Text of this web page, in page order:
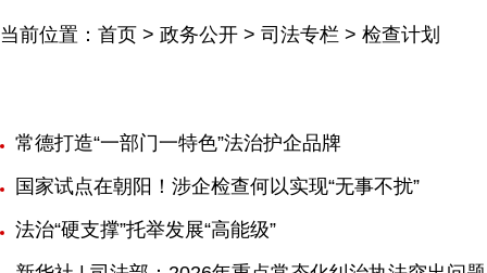
当前位置： 首页 > 政务公开 > 司法专栏 > 检查计划
常德打造“一部门一特色”法治护企品牌
国家试点在朝阳！涉企检查何以实现“无事不扰”
法治“硬支撑”托举发展“高能级”